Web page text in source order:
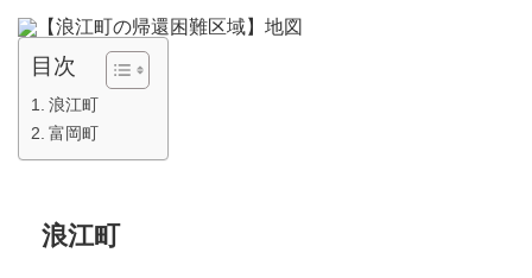
目次
浪江町
富岡町
浪江町